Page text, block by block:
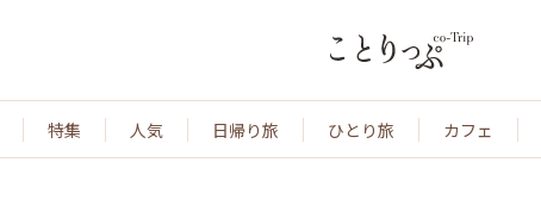
特集 人気 日帰り旅 ひとり旅 カフェ